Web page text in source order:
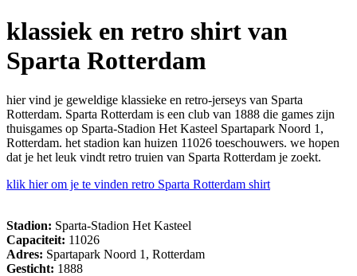
klassiek en retro shirt van
Sparta Rotterdam
hier vind je geweldige klassieke en retro-jerseys van Sparta
Rotterdam. Sparta Rotterdam is een club van 1888 die games zijn
thuisgames op Sparta-Stadion Het Kasteel Spartapark Noord 1,
Rotterdam. het stadion kan huizen 11026 toeschouwers. we hopen
dat je het leuk vindt retro truien van Sparta Rotterdam je zoekt.
klik hier om je te vinden retro Sparta Rotterdam shirt
Stadion: Sparta-Stadion Het Kasteel
Capaciteit: 11026
Adres: Spartapark Noord 1, Rotterdam
Gesticht: 1888